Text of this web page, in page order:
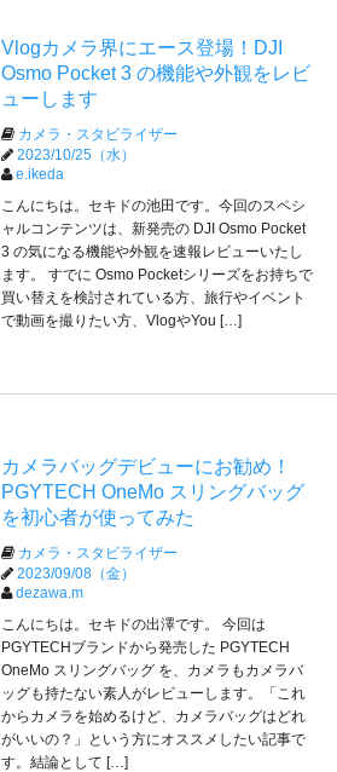
Vlogカメラ界にエース登場！DJI
Osmo Pocket 3 の機能や外観をレビ
ューします
カメラ・スタビライザー
2023/10/25（水）
e.ikeda
こんにちは。セキドの池田です。今回のスペシ
ャルコンテンツは、新発売の DJI Osmo Pocket
3 の気になる機能や外観を速報レビューいたし
ます。 すでに Osmo Pocketシリーズをお持ちで
買い替えを検討されている方、旅行やイベント
で動画を撮りたい方、VlogやYou […]
カメラバッグデビューにお勧め！
PGYTECH OneMo スリングバッグ
を初心者が使ってみた
カメラ・スタビライザー
2023/09/08（金）
dezawa.m
こんにちは。セキドの出澤です。 今回は
PGYTECHブランドから発売した PGYTECH
OneMo スリングバッグ を、カメラもカメラバ
ッグも持たない素人がレビューします。「これ
からカメラを始めるけど、カメラバッグはどれ
がいいの？」という方にオススメしたい記事で
す。結論として […]